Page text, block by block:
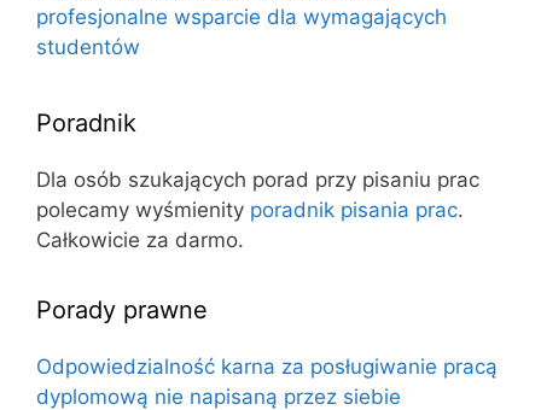
profesjonalne wsparcie dla wymagających
studentów
Poradnik
Dla osób szukających porad przy pisaniu prac
polecamy wyśmienity poradnik pisania prac.
Całkowicie za darmo.
Porady prawne
Odpowiedzialność karna za posługiwanie pracą
dyplomową nie napisaną przez siebie